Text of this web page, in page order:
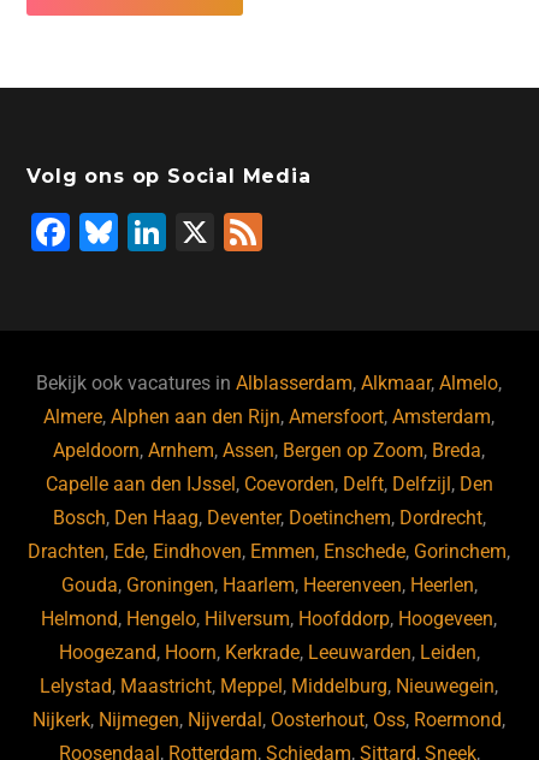
Volg ons op Social Media
F
b
o
o
k
Bl
ky
Li
dI
n
X
Bekijk ook vacatures inAlblasserdam,Alkmaar,Almelo,
Almere,Alphen aan den Rijn,Amersfoort,Amsterdam,
Apeldoorn,Arnhem,Assen, Bergen op Zoom, Breda,
Capelle aan den IJssel , Coevorden, Delft, Delfzijl , Den
Bosch, Den Haag, Deventer, Doetinchem, Dordrecht,
Drachten, Ede, Eindhoven, Emmen, Enschede, Gorinchem,
Gouda, Groningen, Haarlem, Heerenveen, Heerlen,
Helmond, Hengelo, Hilversum, Hoofddorp, Hoogeveen,
Hoogezand, Hoorn, Kerkrade, Leeuwarden, Leiden,
Lelystad, Maastricht, Meppel , Middelburg, Nieuwegein,
Nijkerk, Nijmegen, Nijverdal , Oosterhout, Oss, Roermond,
Roosendaal , Rotterdam, Schiedam, Sittard, Sneek,